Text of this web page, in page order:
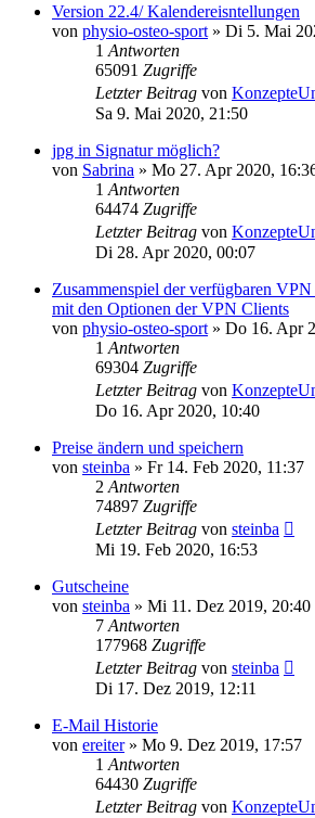
Version 22.4/ Kalendereisntellungen
von physio-osteo-sport » Di 5. Mai
1 Antworten
65091 Zugriffe
Letzter Beitrag von
Sa 9. Mai 2020, 21:50
jpg in Signatur möglich?
von Sabrina » Mo 27. Apr 2020,
1 Antworten
64474 Zugriffe
Letzter Beitrag von
Di 28. Apr 2020, 00:07
Zusammenspiel der verfügbaren
mit den Optionen der VPN Clients
von physio-osteo-sport » Do 16. Apr
1 Antworten
69304 Zugriffe
Letzter Beitrag von
Do 16. Apr 2020, 10:40
Preise ändern und speichern
von steinba » Fr 14. Feb 2020, 11:37
2 Antworten
74897 Zugriffe
Letzter Beitrag von steinba
Mi 19. Feb 2020, 16:53
Gutscheine
von steinba » Mi 11. Dez 2019, 20:40
7 Antworten
177968 Zugriffe
Letzter Beitrag von steinba
Di 17. Dez 2019, 12:11
E-Mail Historie
von ereiter» Mo 9. Dez 2019, 17:57
1 Antworten
64430 Zugriffe
Letzter Beitrag von